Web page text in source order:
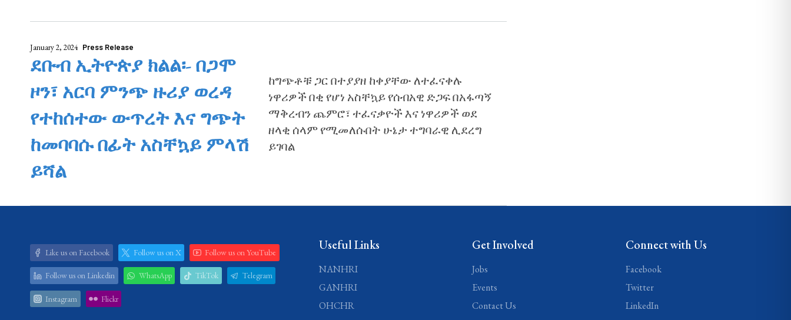
January 2, 2024 Press Release
ደቡብ ኢትዮጵያ ክልል፡- በጋሞ
ዞን፣ አርባ ምንጭ ዙሪያ ወረዳ
የተከሰተው ውጥረት እና ግጭት
ከመባባሱ በፊት አስቸኳይ ምላሽ
ይሻል
ከግጭቶቹ ጋር በተያያዘ ከቀያቸው ለተፈናቀሉ
ነዋሪዎች በቂ የሆነ አስቸኳይ የሰብአዊ ድጋፍ በአፋጣኝ
ማቅረብን ጨምሮ፣ ተፈናቃዮች እና ነዋሪዎች ወደ
ዘላቂ ሰላም የሚመለሱበት ሁኔታ ተግባራዊ ሊደረግ
ይገባል
Like us on Facebook Follow us on X Follow us on YouTube
Follow us on Linkedin WhatsApp TikTok Telegram
Instagram Flickr
Useful Links
NANHRI
GANHRI
OHCHR
Get Involved
Jobs
Events
Contact Us
Connect with Us
Facebook
Twitter
LinkedIn